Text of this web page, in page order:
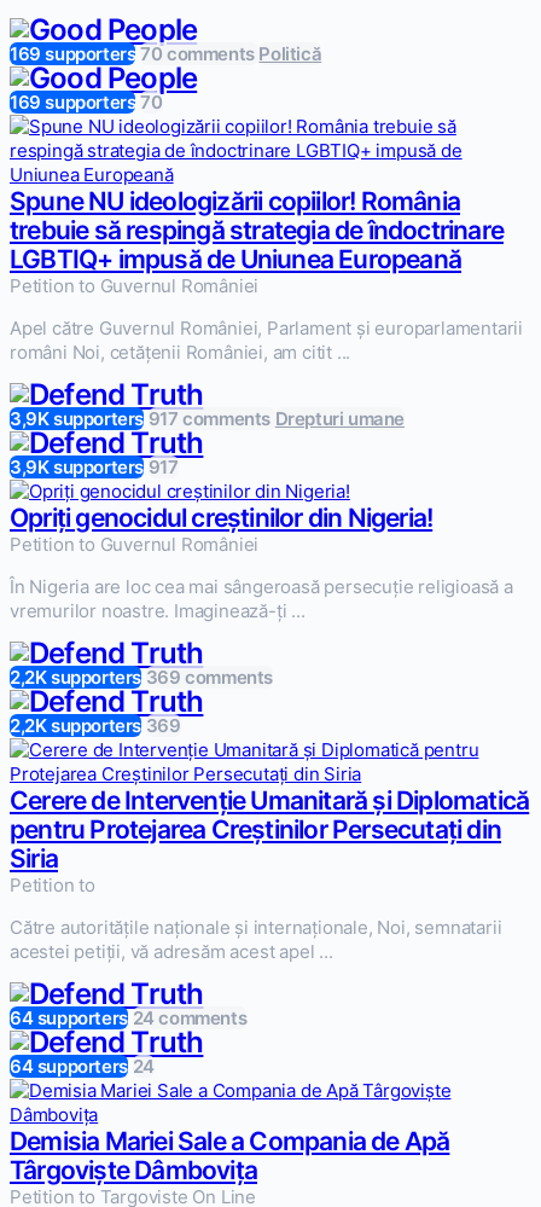
169 supporters 70 comments Politică
169 supporters 70
Spune NU ideologizării copiilor! România
trebuie să respingă strategia de îndoctrinare
LGBTIQ+ impusă de Uniunea Europeană
Petition to Guvernul României
Apel către Guvernul României, Parlament și europarlamentarii
români Noi, cetățenii României, am citit ...
3,9K supporters 917 comments Drepturi umane
3,9K supporters 917
Opriți genocidul creștinilor din Nigeria!
Petition to Guvernul României
În Nigeria are loc cea mai sângeroasă persecuție religioasă a
vremurilor noastre. Imaginează-ți ...
2,2K supporters 369 comments
2,2K supporters 369
Cerere de Intervenție Umanitară și Diplomatică
pentru Protejarea Creștinilor Persecutați din
Siria
Petition to
Către autoritățile naționale și internaționale, Noi, semnatarii
acestei petiții, vă adresăm acest apel ...
64 supporters 24 comments
64 supporters 24
Demisia Mariei Sale a Compania de Apă
Târgoviște Dâmbovița
Petition to Targoviste On Line